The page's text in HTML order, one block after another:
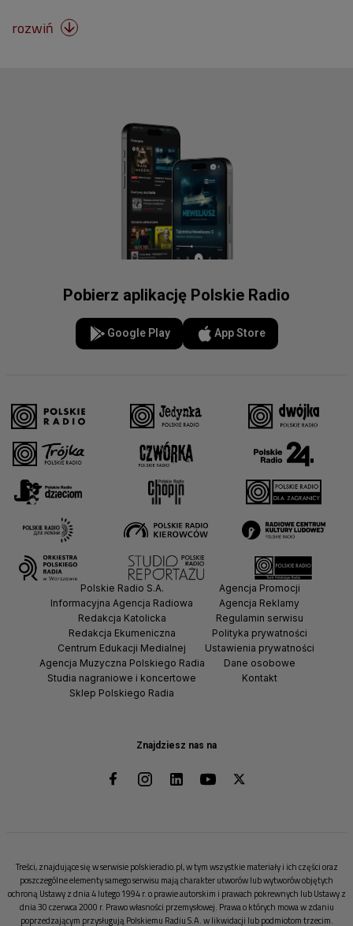
rozwiń 
Pobierz aplikację Polskie Radio
Google Play App Store
Znajdziesz nas na
Polskie Radio S.A.
Informacyjna Agencja Radiowa
Redakcja Katolicka
Redakcja Ekumeniczna
Centrum Edukacji Medialnej
Agencja Muzyczna Polskiego Radia
Studia nagraniowe i koncertowe
Sklep Polskiego Radia
Agencja Promocji
Agencja Reklamy
Regulamin serwisu
Polityka prywatności
Ustawienia prywatności
Dane osobowe
Kontakt
Treści, znajdujące się w serwisie polskieradio.pl, w tym wszystkie materiały i ich części oraz
poszczególne elementy samego serwisu mają charakter utworów lub wytworów objętych
ochroną Ustawy z dnia 4 lutego 1994 r. o prawie autorskim i prawach pokrewnych lub Ustawy z
dnia 30 czerwca 2000 r. Prawo własności przemysłowej. Prawa o których mowa w zdaniu
poprzedzającym przysługują Polskiemu Radiu S.A. w likwidacji lub podmiotom trzecim.